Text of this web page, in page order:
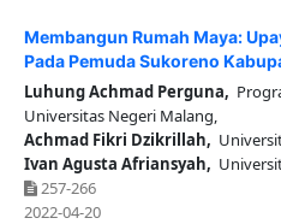
Membangun Rumah Maya:
Pada Pemuda Sukoreno
Luhung Achmad Perguna,
Universitas Negeri Malang,
Achmad Fikri Dzikrillah,
Ivan Agusta Afriansyah,
257-266
2022-04-20